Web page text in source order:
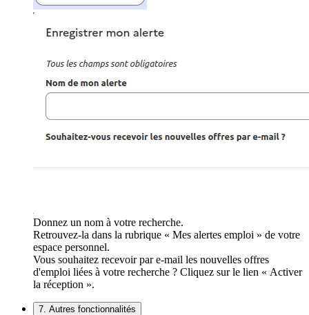
Donnez un nom à votre recherche.
Retrouvez-la dans la rubrique « Mes alertes emploi » de votre
espace personnel.
Vous souhaitez recevoir par e-mail les nouvelles offres
d'emploi liées à votre recherche ? Cliquez sur le lien « Activer
la réception ».
7. Autres fonctionnalités